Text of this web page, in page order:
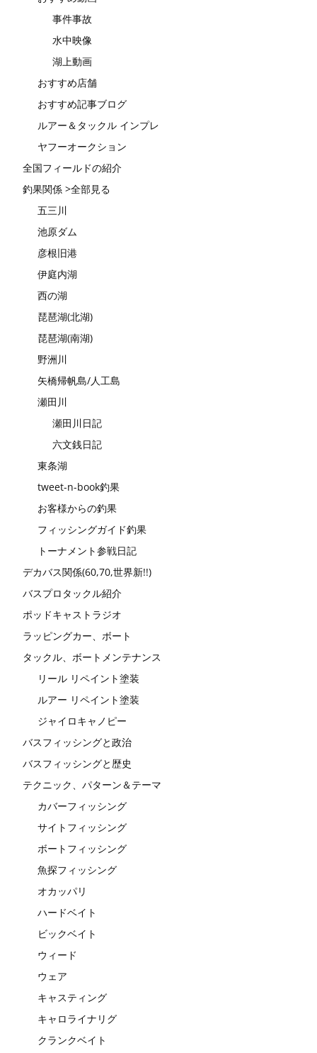
事件事故
水中映像
湖上動画
おすすめ店舗
おすすめ記事ブログ
ルアー＆タックル インプレ
ヤフーオークション
全国フィールドの紹介
釣果関係 >全部見る
五三川
池原ダム
彦根旧港
伊庭内湖
西の湖
琵琶湖(北湖)
琵琶湖(南湖)
野洲川
矢橋帰帆島/人工島
瀬田川
瀬田川日記
六文銭日記
東条湖
tweet-n-book釣果
お客様からの釣果
フィッシングガイド釣果
トーナメント参戦日記
デカバス関係(60,70,世界新!!)
バスプロタックル紹介
ポッドキャストラジオ
ラッピングカー、ボート
タックル、ボートメンテナンス
リール リペイント塗装
ルアー リペイント塗装
ジャイロキャノピー
バスフィッシングと政治
バスフィッシングと歴史
テクニック、パターン＆テーマ
カバーフィッシング
サイトフィッシング
ボートフィッシング
魚探フィッシング
オカッパリ
ハードベイト
ビックベイト
ウィード
ウェア
キャスティング
キャロライナリグ
クランクベイト